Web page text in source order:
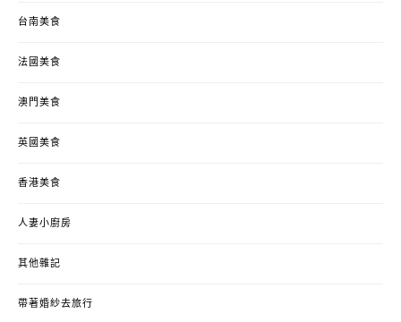
台南美食
法國美食
澳門美食
英國美食
香港美食
人妻小廚房
其他雜記
帶著婚紗去旅行